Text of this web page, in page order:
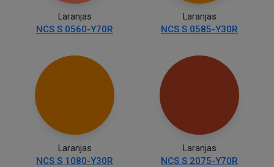
Laranjas
NCS S 0560-Y70R
Laranjas
NCS S 0585-Y30R
Laranjas
NCS S 1080-Y30R
Laranjas
NCS S 2075-Y70R